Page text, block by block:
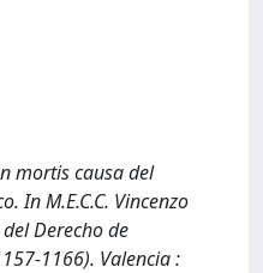
mortis causa del
In M.E.C.C. Vincenzo
Derecho de
1166). Valencia :